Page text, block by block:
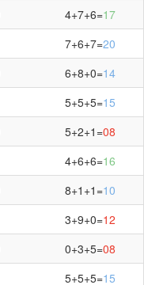
4+7+6=17
7+6+7=20
6+8+0=14
5+5+5=15
5+2+1=08
4+6+6=16
8+1+1=10
3+9+0=12
0+3+5=08
5+5+5=15